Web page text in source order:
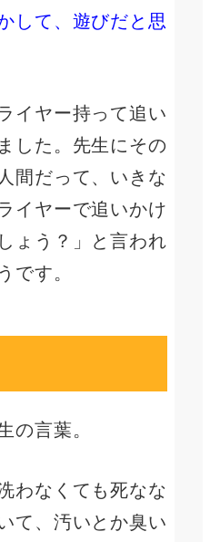
して、遊びだと思
イヤー持って追い
した。先生にその
間だって、いきな
イヤーで追いかけ
ょう？」と言われ
です。
の言葉。
わなくても死なな
て、汚いとか臭い